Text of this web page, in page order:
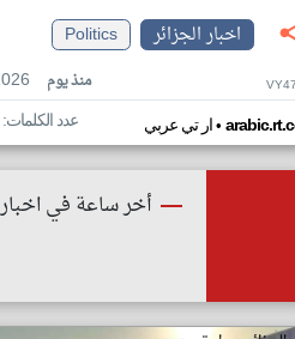
اخبار الجزائر
Politics
منذ يوم
ار تي عربي• عدد الكلمات: ٢٥٨ ميديا: ١
أخر ساعة في اخبار